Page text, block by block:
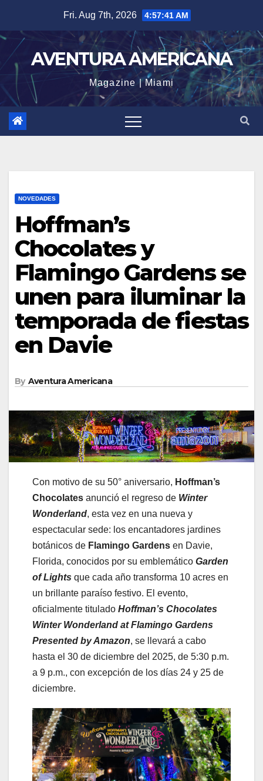
content
Fri. Aug 7th, 2026 4:57:42 AM
AVENTURA AMERICANA
Magazine | Miami
NOVEDADES
Hoffman’s
Chocolates y
Flamingo Gardens se
unen para iluminar la
temporada de fiestas
en Davie
By Aventura Americana
Con motivo de su 50° aniversario, Hoffman’s
Chocolates anunció el regreso de Winter
Wonderland, esta vez en una nueva y
espectacular sede: los encantadores jardines
botánicos de Flamingo Gardens en Davie,
Florida, conocidos por su emblemático Garden
of Lights que cada año transforma 10 acres en
un brillante paraíso festivo. El evento,
oficialmente titulado Hoffman’s Chocolates
Winter Wonderland at Flamingo Gardens
Presented by Amazon, se llevará a cabo
hasta el 30 de diciembre del 2025, de 5:30 p.m.
a 9 p.m., con excepción de los días 24 y 25 de
diciembre.